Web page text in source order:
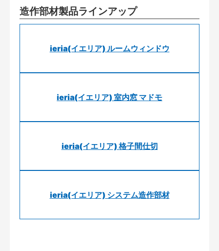
造作部材製品ラインアップ
ieria(イエリア) ルームウィンドウ
ieria(イエリア) 室内窓 マドモ
ieria(イエリア) 格子間仕切
ieria(イエリア) システム造作部材